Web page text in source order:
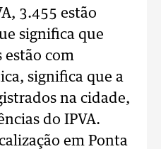
3.455 estão
significa que
estão com
significa que a
na cidade,
do IPVA.
em Ponta